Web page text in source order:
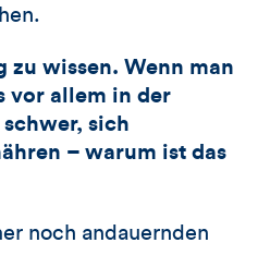
zu wissen. Wenn man
vor allem in der
sich
– warum ist das
noch andauernden